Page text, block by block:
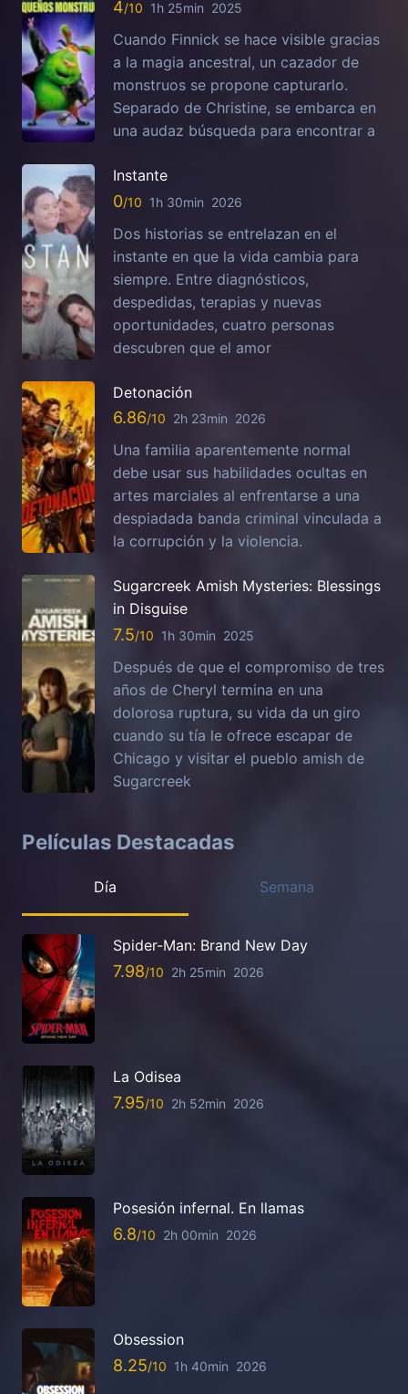
4 1h 25min 2025
Cuando Finnick se hace visible gracias
a la magia ancestral, un cazador de
monstruos se propone capturarlo.
Separado de Christine, se embarca en
una audaz búsqueda para encontrar a
Instante
0 1h 30min 2026
Dos historias se entrelazan en el
instante en que la vida cambia para
siempre. Entre diagnósticos,
despedidas, terapias y nuevas
oportunidades, cuatro personas
descubren que el amor
Detonación
6.86 2h 23min 2026
Una familia aparentemente normal
debe usar sus habilidades ocultas en
artes marciales al enfrentarse a una
despiadada banda criminal vinculada a
la corrupción y la violencia.
Sugarcreek Amish Mysteries: Blessings
in Disguise
7.5 1h 30min 2025
Después de que el compromiso de tres
años de Cheryl termina en una
dolorosa ruptura, su vida da un giro
cuando su tía le ofrece escapar de
Chicago y visitar el pueblo amish de
Sugarcreek
Películas Destacadas
Día Semana
Spider-Man: Brand New Day
7.98 2h 25min 2026
La Odisea
7.95 2h 52min 2026
Posesión infernal. En llamas
6.8 2h 00min 2026
Obsession
8.25 1h 40min 2026